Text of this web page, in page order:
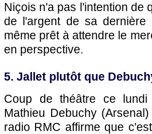
Niçois n'a pas l'intention de
de l'argent de sa
même prêt à attendre le
en perspective.
5. Jallet plutôt que
Coup de théâtre ce
Mathieu Debuchy
radio RMC affirme que